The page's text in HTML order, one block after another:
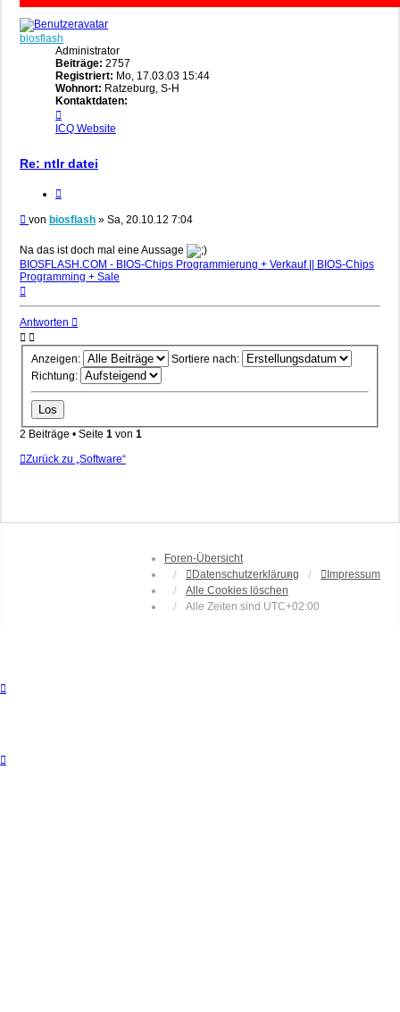
biosflash
Administrator
Beiträge: 2757
Registriert: Mo, 17.03.03 15:44
Wohnort: Ratzeburg, S-H
Kontaktdaten:
von
biosflash
ICQ Website
Re: ntlr datei
Beitrag
von biosflash » Sa, 20.10.12 7:04
Na das ist doch mal eine Aussage
BIOSFLASH.COM - BIOS-Chips Programmierung + Verkauf || BIOS-Chips
Programming + Sale
Antworten
Anzeigen:
Sortiere nach:
Richtung:
2 Beiträge • Seite 1 von 1
Zurück zu „Software“
Foren-Übersicht
Datenschutzerklärung
Impressum
Alle Cookies löschen
Alle Zeiten sind UTC+02:00